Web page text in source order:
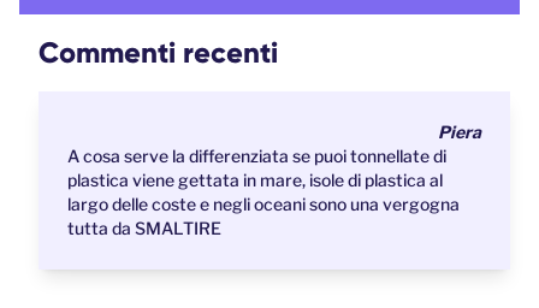
Commenti recenti
Piera
A cosa serve la differenziata se puoi tonnellate di
plastica viene gettata in mare, isole di plastica al
largo delle coste e negli oceani sono una vergogna
tutta da SMALTIRE